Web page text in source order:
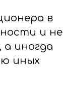
в
и не
иногда
иных